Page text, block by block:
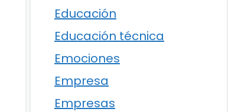
Educación
Educación técnica
Emociones
Empresa
Empresas